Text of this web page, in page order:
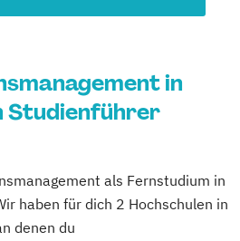
in
Studienführer
als Fernstudium in
haben für dich 2 Hochschulen in
denen du